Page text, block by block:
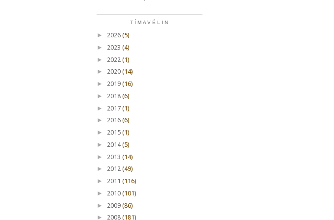
TÍMAVÉLIN
► 2026 (5)
► 2023 (4)
► 2022 (1)
► 2020 (14)
► 2019 (16)
► 2018 (6)
► 2017 (1)
► 2016 (6)
► 2015 (1)
► 2014 (5)
► 2013 (14)
► 2012 (49)
► 2011 (116)
► 2010 (101)
► 2009 (86)
► 2008 (181)